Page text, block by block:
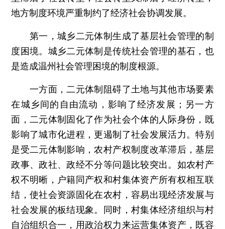
地方制度环境严重制约了经济社会协调发展。
第一，城乡二元体制生成了基层社会管理的制
度困境。城乡二元体制是传统社会管理的基石，也
是造成温州社会管理困境的制度根源。
一方面，二元体制阻碍了土地与其他市场要素
在城乡间的自由流动，影响了经济发展；另一方
面，二元体制固化了作为社会个体的人际身份，既
影响了城市化进程，更遏制了社会发展活力。特别
是受二元体制影响，农村产权制度改革滞后，基层
政事、政社、政经不分等问题比较突出。如农村产
权不明晰，户籍同产权和村集体资产所有权相互联
结，使社会资源固化在农村，容易出现经济发展与
社会发展的板结现象。同时，村集体经济组织与村
自治组织合一，用政治权力来运营集体资产，既容